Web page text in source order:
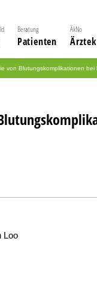
Beratung
Patienten
ÄkNo
von Blutungskomplikationen
Loo